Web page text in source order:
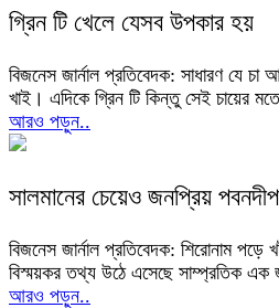
গ্রিন টি খেলে যেসব উপকার হয়
বিজনেস জার্নাল প্রতিবেদক: সাধারণ যে চা
খাই। এদিকে গ্রিন টি কিন্তু সেই চায়ের
আরও পড়ুন..
সালমানের চেয়েও জনপ্রিয়
বিজনেস জার্নাল প্রতিবেদক: শিরোনাম
বিস্ময়কর তথ্য উঠে এসেছে সাম্প্রতিক এক
আরও পড়ুন..